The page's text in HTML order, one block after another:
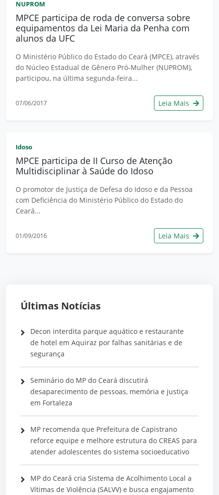
NUPROM
MPCE participa de roda de conversa sobre
equipamentos da Lei Maria da Penha com
alunos da UFC
O Ministério Público do Estado do Ceará (MPCE), através
do Núcleo Estadual de Gênero Pró-Mulher (NUPROM),
participou, na última segunda-feira...
07/06/2017 Leia Mais
Idoso
MPCE participa de II Curso de Atenção
Multidisciplinar à Saúde do Idoso
O promotor de Justiça de Defesa do Idoso e da Pessoa
com Deficiência do Ministério Público do Estado do
Ceará...
01/09/2016 Leia Mais
Últimas Notícias
Decon interdita parque aquático e restaurante
de hotel em Aquiraz por falhas sanitárias e de
segurança
Seminário do MP do Ceará discutirá
desaparecimento de pessoas, memória e justiça
em Fortaleza
MP recomenda que Prefeitura de Capistrano
reforce equipe e melhore estrutura do CREAS para
atender adolescentes do sistema socioeducativo
MP do Ceará cria Sistema de Acolhimento Local a
Vítimas de Violência (SALVV) e busca engajamento